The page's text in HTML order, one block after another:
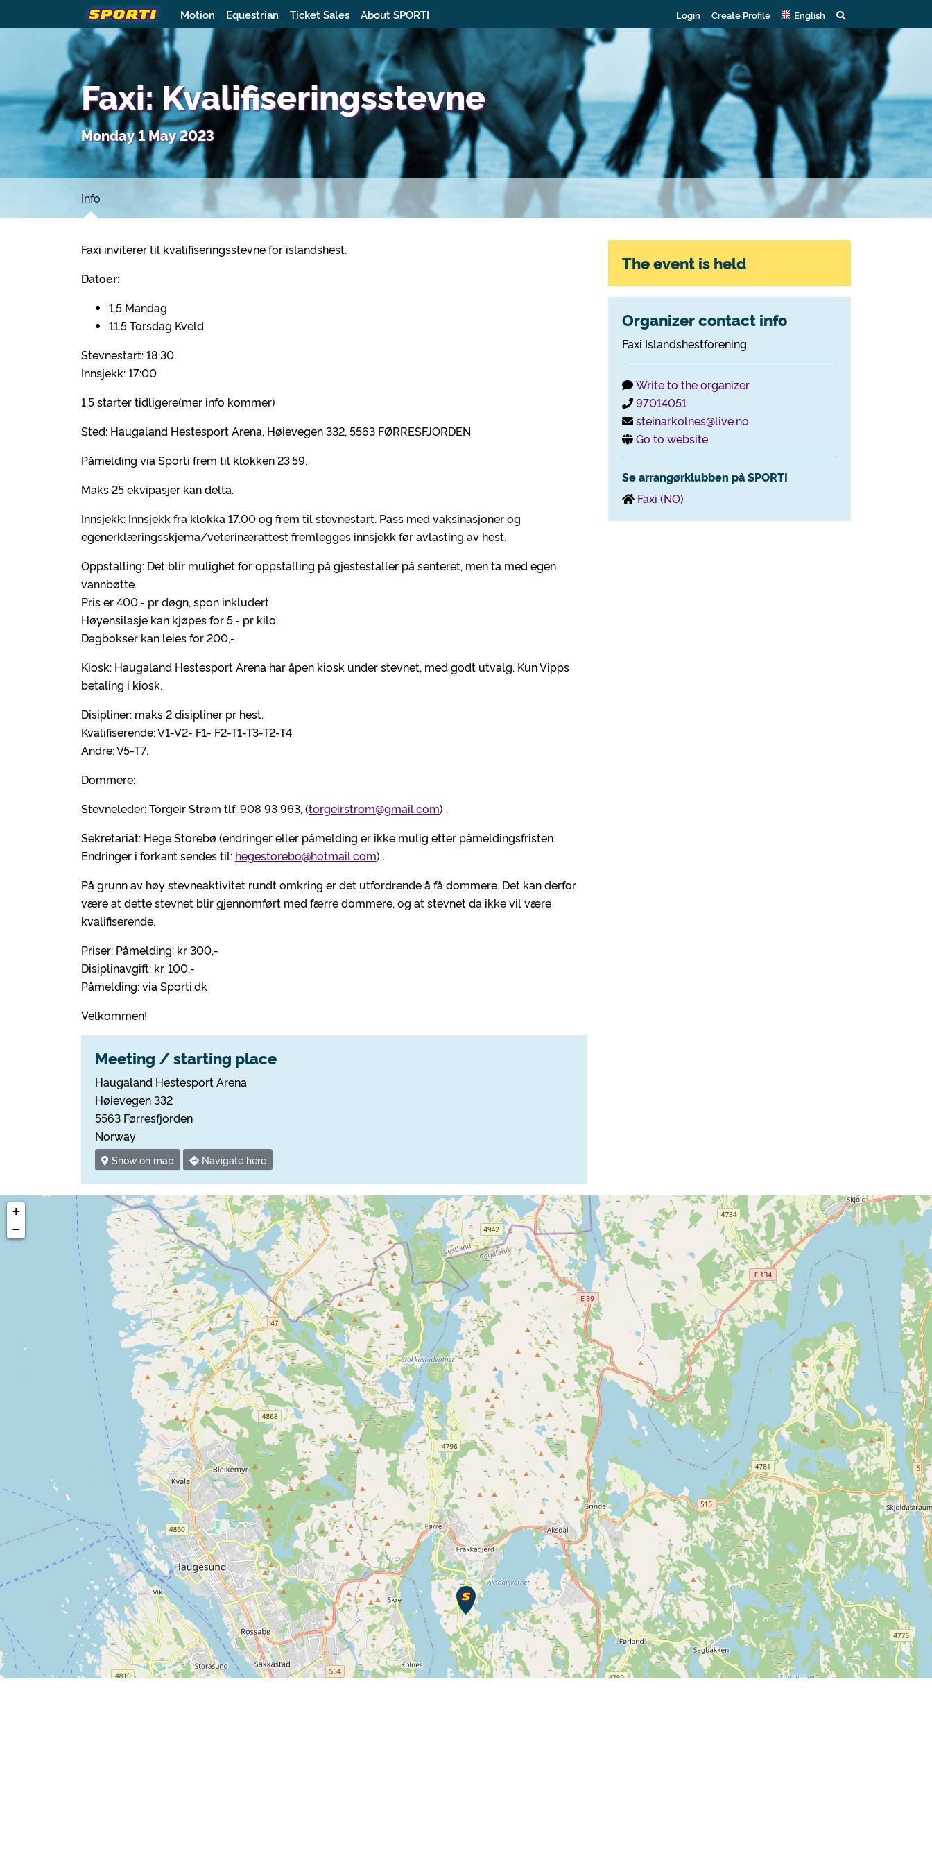
Motion Equestrian Ticket Sales About SPORTI Login Create Profile English
Faxi: Kvalifiseringsstevne
Monday 1 May 2023
Info
Faxi inviterer til kvalifiseringsstevne for islandshest.
Datoer:
1.5 Mandag
11.5 Torsdag Kveld
Stevnestart: 18:30
Innsjekk: 17:00
1.5 starter tidligere(mer info kommer)
Sted: Haugaland Hestesport Arena, Høievegen 332, 5563 FØRRESFJORDEN
Påmelding via Sporti frem til klokken 23:59.
Maks 25 ekvipasjer kan delta.
Innsjekk: Innsjekk fra klokka 17.00 og frem til stevnestart. Pass med vaksinasjoner og
egenerklæringsskjema/veterinærattest fremlegges innsjekk før avlasting av hest.
Oppstalling: Det blir mulighet for oppstalling på gjestestaller på senteret, men ta med egen
vannbøtte.
Pris er 400,- pr døgn, spon inkludert.
Høyensilasje kan kjøpes for 5,- pr kilo.
Dagbokser kan leies for 200,-.
Kiosk: Haugaland Hestesport Arena har åpen kiosk under stevnet, med godt utvalg. Kun Vipps
betaling i kiosk.
Disipliner: maks 2 disipliner pr hest.
Kvalifiserende: V1-V2- F1- F2-T1-T3-T2-T4.
Andre: V5-T7.
Dommere:
Stevneleder: Torgeir Strøm tlf: 908 93 963, (torgeirstrom@gmail.com) .
Sekretariat: Hege Storebø (endringer eller påmelding er ikke mulig etter påmeldingsfristen.
Endringer i forkant sendes til: hegestorebo@hotmail.com) .
På grunn av høy stevneaktivitet rundt omkring er det utfordrende å få dommere. Det kan derfor
være at dette stevnet blir gjennomført med færre dommere, og at stevnet da ikke vil være
kvalifiserende.
Priser: Påmelding: kr 300,-
Disiplinavgift: kr. 100,-
Påmelding: via Sporti.dk
Velkommen!
Meeting / starting place
Haugaland Hestesport Arena
Høievegen 332
5563 Førresfjorden
Norway
Show on map Navigate here
The event is held
Organizer contact info
Faxi Islandshestforening
Write to the organizer
97014051
steinarkolnes@live.no
Go to website
Se arrangørklubben på SPORTI
Faxi (NO)
+
−